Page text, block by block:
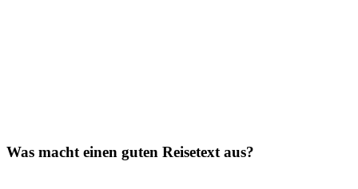
Was macht einen guten Reisetext aus?